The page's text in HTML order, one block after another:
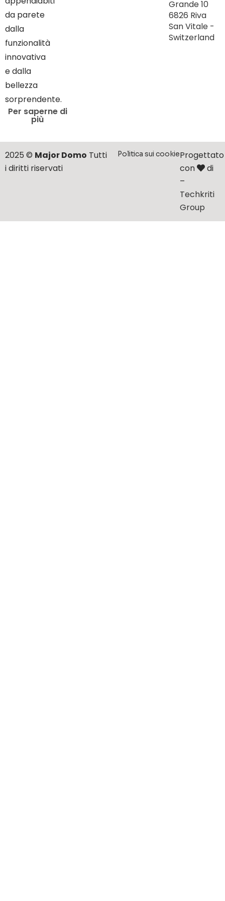
da parete
dalla
funzionalità
innovativa
e dalla
bellezza
sorprendente.
Per saperne di
più
Grande 10
6826 Riva
San Vitale -
Switzerland
2025 © Major Domo Tutti
i diritti riservati
Progettato
con
di
–
Techkriti
Group
Politica sui cookie